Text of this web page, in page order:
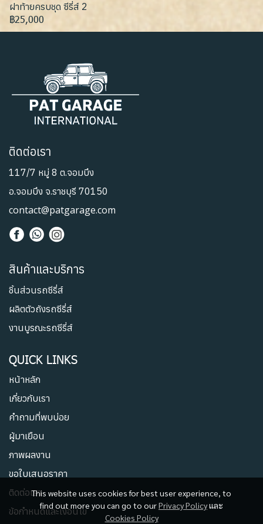
ฝาท้ายครบชุด ซีรี่ส์ 2
฿25,000
This website uses cookies for best user experience, to
find out more you can go to ourPrivacy Policyและ
Cookies Policy
ติดต่อเรา
117/7 หมู่ 8 ต.จอมบึง
อ.จอมบึง จ.ราชบุรี 70150
contact@patgarage.com
สินค้าและบริการ
ชิ้นส่วนรถซีรี่ส์
ผลิตตัวถังรถซีรี่ส์
งานบูรณะรถซีรี่ส์
QUICK LINKS
หน้าหลัก
เกี่ยวกับเรา
คำถามที่พบบ่อย
ผู้มาเยือน
ภาพผลงาน
ขอใบเสนอราคา
ติดต่อเรา
ข้อกำหนดและเงื่อนไข